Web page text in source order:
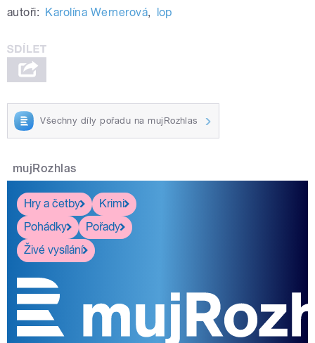
autoři: Karolína Wernerová, lop
Všechny díly pořadu na mujRozhlas
mujRozhlas
Hry a četby
Krimi
Pohádky
Pořady
Živé vysílání